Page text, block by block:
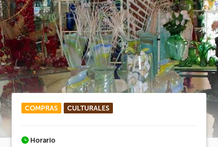
COMPRAS CULTURALES
Horario